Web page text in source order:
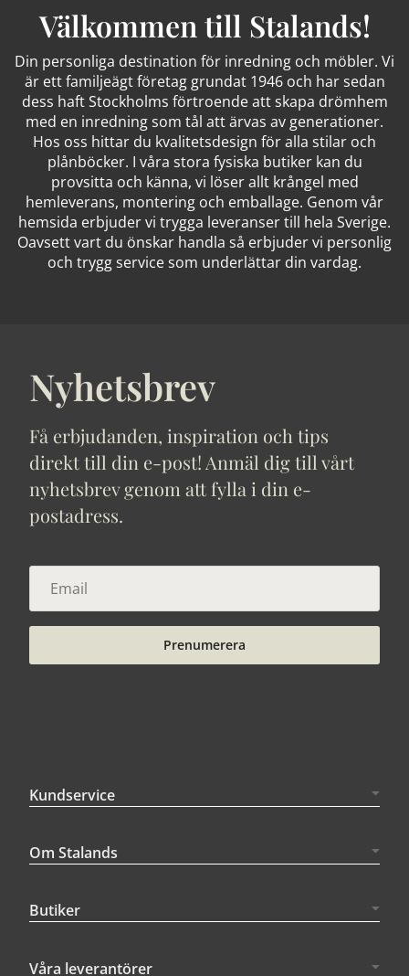
Välkommen till Stalands!
Din personliga destination för inredning och möbler. Vi
är ett familjeägt företag grundat 1946 och har sedan
dess haft Stockholms förtroende att skapa drömhem
med en inredning som tål att ärvas av generationer.
Hos oss hittar du kvalitetsdesign för alla stilar och
plånböcker. I våra stora fysiska butiker kan du
provsitta och känna, vi löser allt krångel med
hemleverans, montering och emballage. Genom vår
hemsida erbjuder vi trygga leveranser till hela Sverige.
Oavsett vart du önskar handla så erbjuder vi personlig
och trygg service som underlättar din vardag.
Nyhetsbrev
Få erbjudanden, inspiration och tips
direkt till din e-post! Anmäl dig till vårt
nyhetsbrev genom att fylla i din e-
postadress.
Prenumerera
Kundservice
Om Stalands
Butiker
Våra leverantörer